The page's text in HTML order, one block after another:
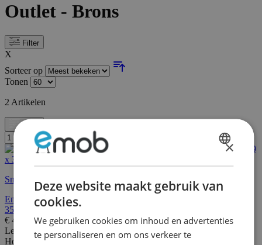
Outlet - Brons
Filter
X
Sorteer op
Tonen
2 Artikelen
Snelle levering
Enzo Decoratieve metalen wandaccessoire | 100% METAAL | 79 x
35 cm
€ 49,95 €64,00
Lengte:12 cm
Hoogte:20 cm
×
Deze website maakt gebruik van
cookies.
We gebruiken cookies om inhoud en advertenties
te personaliseren en om ons verkeer te